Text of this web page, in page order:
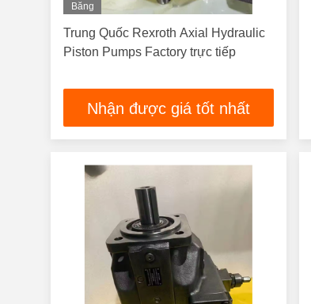
Băng
Trung Quốc Rexroth Axial Hydraulic
Piston Pumps Factory trực tiếp
Nhận được giá tốt nhất